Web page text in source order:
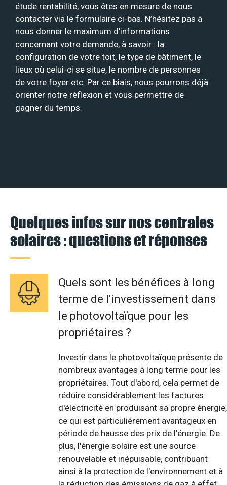
étude rentabilité, vous êtes en mesure de nous
contacter via le formulaire ci-bas. N’hésitez pas à
nous donner le maximum d’informations
concernant votre demande, à savoir : la
configuration de votre toit, le type de bâtiment, le
lieux où celui-ci se situe, le nombre de personnes
de votre foyer etc. Par ce biais, nous pourrons déjà
orienter notre réflexion et vous permettre de
gagner du temps.
Quelques infos sur nos centrales
solaires : questions et réponses
Quels sont les bénéfices à long
terme de l'investissement dans
le photovoltaïque pour les
propriétaires ?
Investir dans le photovoltaïque présente de
nombreux avantages à long terme pour les
propriétaires. Tout d'abord, cela permet de
réduire considérablement les factures
d'électricité en produisant sa propre énergie,
ce qui est particulièrement avantageux en
période de hausse des prix de l'énergie. De
plus, l'énergie solaire est une source
renouvelable et inépuisable, contribuant
ainsi à la protection de l'environnement et à